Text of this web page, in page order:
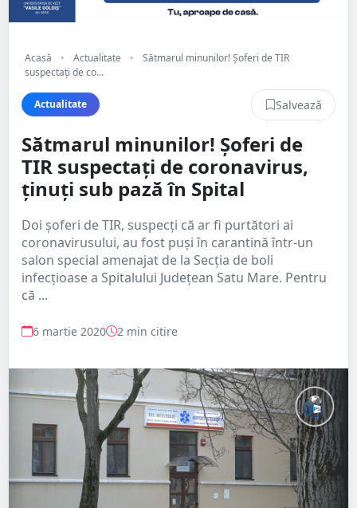
Acasă • Actualitate •
Sătmarul minunilor! Șoferi de TIR
suspectați de co...
Actualitate Salvează
Sătmarul minunilor! Șoferi de
TIR suspectați de coronavirus,
ținuți sub pază în Spital
Doi șoferi de TIR, suspecți că ar fi purtători ai
coronavirusului, au fost puși în carantină într-un
salon special amenajat de la Secția de boli
infecțioase a Spitalului Județean Satu Mare. Pentru
că ...
6 martie 2020 2 min citire